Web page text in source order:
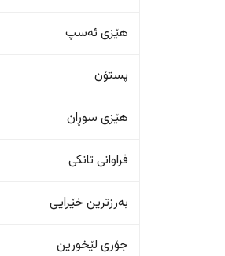
هێزی ئەسپ
پستۆن
هێزی سوڕان
فراوانی تانکی
بەرزترین خێرایی
جۆری لێخورین